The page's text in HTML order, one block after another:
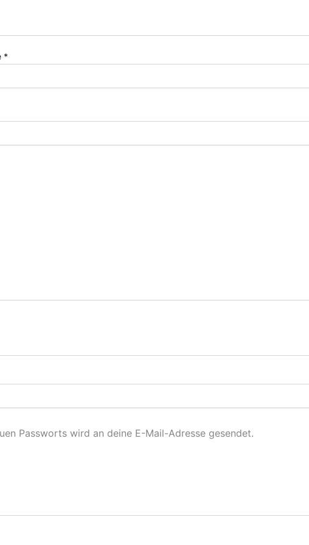
*
Passworts wird an deine E-Mail-Adresse gesendet.